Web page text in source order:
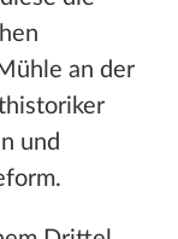
an der
und